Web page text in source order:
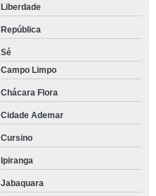
Liberdade
República
Sé
Campo Limpo
Chácara Flora
Cidade Ademar
Cursino
Ipiranga
Jabaquara